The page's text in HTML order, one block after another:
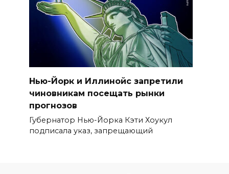
Нью-Йорк и Иллинойс запретили
чиновникам посещать рынки
прогнозов
Губернатор Нью-Йорка Кэти Хоукул
подписала указ, запрещающий